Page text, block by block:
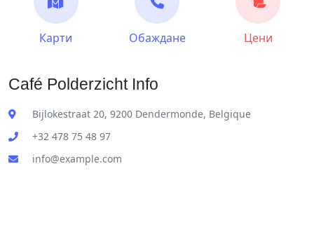
Карти Обаждане Цени
Café Polderzicht Info
Bijlokestraat 20, 9200 Dendermonde, Belgique
+32 478 75 48 97
info@example.com